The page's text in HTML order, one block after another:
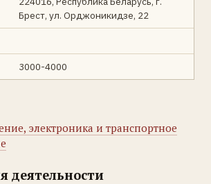
Брест, ул. Орджоникидзе, 22
3000-4000
электроника и транспортное
деятельности